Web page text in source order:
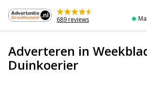
de
inhoud
689 reviews
Adverteren in
Duinkoerier